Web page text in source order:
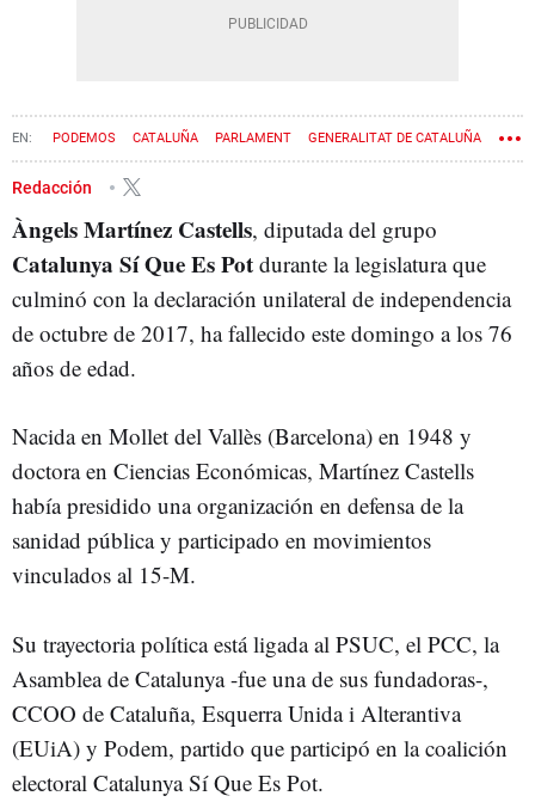
PODEMOS CATALUÑA PARLAMENT GENERALITAT DE CATALUÑA
NACIONALISMO CATALUNYA SÍ QUE ES POT
Redacción
Àngels Martínez Castells, diputada del grupo
Catalunya Sí Que Es Pot durante la legislatura que
culminó con la declaración unilateral de independencia
de octubre de 2017, ha fallecido este domingo a los 76
años de edad.
Nacida en Mollet del Vallès (Barcelona) en 1948 y
doctora en Ciencias Económicas, Martínez Castells
había presidido una organización en defensa de la
sanidad pública y participado en movimientos
vinculados al 15-M.
Su trayectoria política está ligada al PSUC, el PCC, la
Asamblea de Catalunya -fue una de sus fundadoras-,
CCOO de Cataluña, Esquerra Unida i Alterantiva
(EUiA) y Podem, partido que participó en la coalición
electoral Catalunya Sí Que Es Pot.